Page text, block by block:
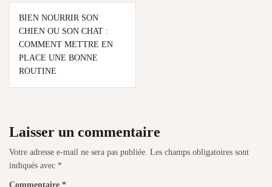
Navigation
de
l’article
BIEN NOURRIR SON
CHIEN OU SON CHAT :
COMMENT METTRE EN
PLACE UNE BONNE
ROUTINE
Laisser un commentaire
Votre adresse e-mail ne sera pas publiée. Les champs obligatoires sont
indiqués avec *
Commentaire *